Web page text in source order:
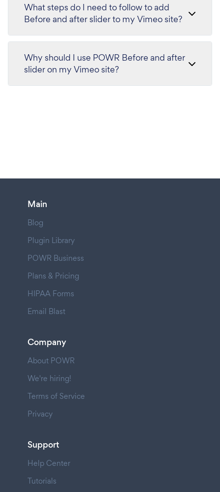
What steps do I need to follow to add
Before and after slider to my Vimeo site?
Why should I use POWR Before and after
slider on my Vimeo site?
Main
Blog
Plugin Library
POWR Business
Plans & Pricing
HIPAA Forms
Email Blast
Company
About POWR
We're hiring!
Terms of Service
Privacy
Support
Help Center
Tutorials